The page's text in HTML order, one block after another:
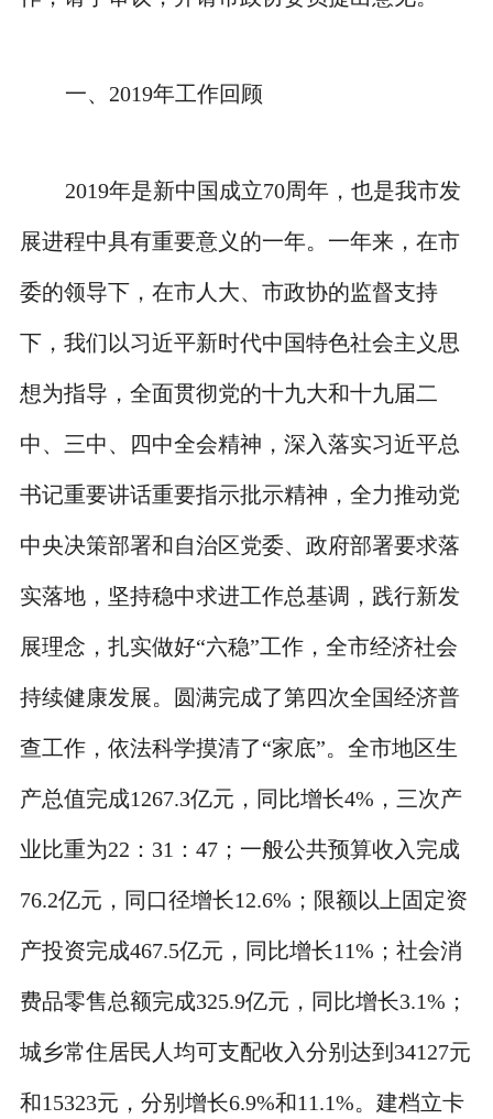
一、2019年工作回顾
2019年是新中国成立70周年，也是我市发
展进程中具有重要意义的一年。一年来，在市
委的领导下，在市人大、市政协的监督支持
下，我们以习近平新时代中国特色社会主义思
想为指导，全面贯彻党的十九大和十九届二
中、三中、四中全会精神，深入落实习近平总
书记重要讲话重要指示批示精神，全力推动党
中央决策部署和自治区党委、政府部署要求落
实落地，坚持稳中求进工作总基调，践行新发
展理念，扎实做好“六稳”工作，全市经济社会
持续健康发展。圆满完成了第四次全国经济普
查工作，依法科学摸清了“家底”。全市地区生
产总值完成1267.3亿元，同比增长4%，三次产
业比重为22：31：47；一般公共预算收入完成
76.2亿元，同口径增长12.6%；限额以上固定资
产投资完成467.5亿元，同比增长11%；社会消
费品零售总额完成325.9亿元，同比增长3.1%；
城乡常住居民人均可支配收入分别达到34127元
和15323元，分别增长6.9%和11.1%。建档立卡